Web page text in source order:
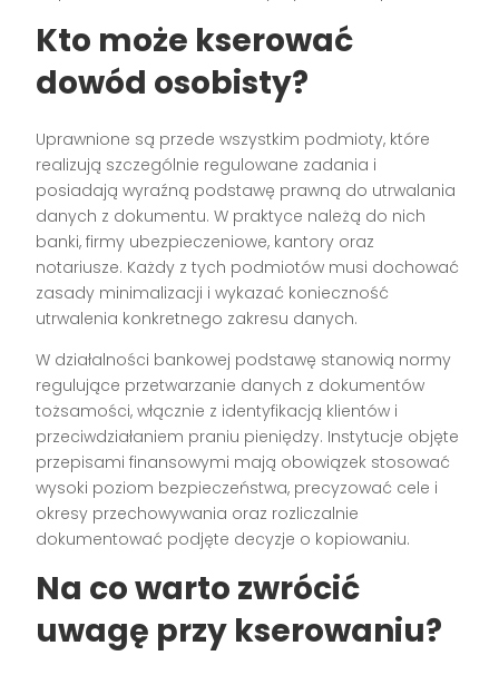
Kto może kserować
dowód osobisty?
Uprawnione są przede wszystkim podmioty, które
realizują szczególnie regulowane zadania i
posiadają wyraźną podstawę prawną do utrwalania
danych z dokumentu. W praktyce należą do nich
banki, firmy ubezpieczeniowe, kantory oraz
notariusze. Każdy z tych podmiotów musi dochować
zasady minimalizacji i wykazać konieczność
utrwalenia konkretnego zakresu danych.
W działalności bankowej podstawę stanowią normy
regulujące przetwarzanie danych z dokumentów
tożsamości, włącznie z identyfikacją klientów i
przeciwdziałaniem praniu pieniędzy. Instytucje objęte
przepisami finansowymi mają obowiązek stosować
wysoki poziom bezpieczeństwa, precyzować cele i
okresy przechowywania oraz rozliczalnie
dokumentować podjęte decyzje o kopiowaniu.
Na co warto zwrócić
uwagę przy kserowaniu?